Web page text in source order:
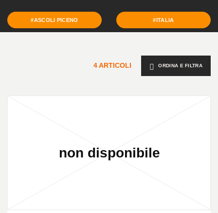
#ASCOLI PICENO #ITALIA
4 ARTICOLI ORDINA E FILTRA